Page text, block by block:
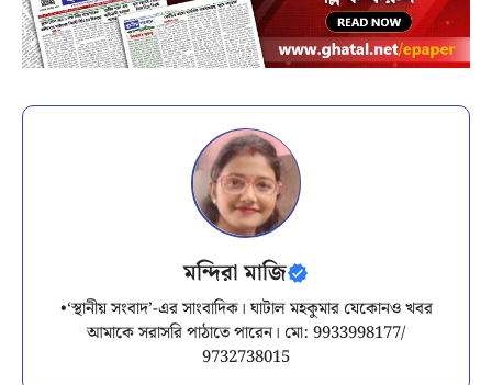
মন্দিরা মাজি
•‘স্থানীয় সংবাদ’-এর সাংবাদিক। ঘাটাল মহকুমার যেকোনও খবর
আমাকে সরাসরি পাঠাতে পারেন। মো: 9933998177/
9732738015